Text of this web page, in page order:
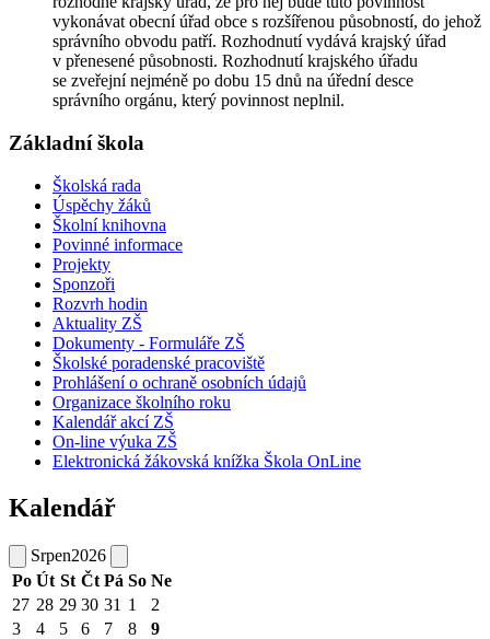
vykonávat obecní úřad obce s rozšířenou působností, do jehož
správního obvodu patří. Rozhodnutí vydává krajský úřad
v přenesené působnosti. Rozhodnutí krajského úřadu
se zveřejní nejméně po dobu 15 dnů na úřední desce
správního orgánu, který povinnost neplnil.
Základní škola
Školská rada
Úspěchy žáků
Školní knihovna
Povinné informace
Projekty
Sponzoři
Rozvrh hodin
Aktuality ZŠ
Dokumenty - Formuláře ZŠ
Školské poradenské pracoviště
Prohlášení o ochraně osobních údajů
Organizace školního roku
Kalendář akcí ZŠ
On-line výuka ZŠ
Elektronická žákovská knížka Škola OnLine
Kalendář
Srpen2026
Po Út St Čt Pá So Ne
27 28 29 30 31 1
2
3
4 5 6 7 8
9